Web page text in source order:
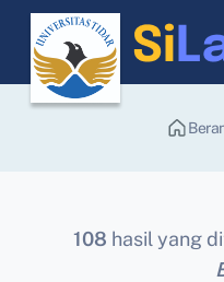
108 hasil yang